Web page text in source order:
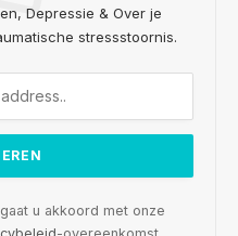
Depressie & Over je
stressstoornis.
u akkoord met onze